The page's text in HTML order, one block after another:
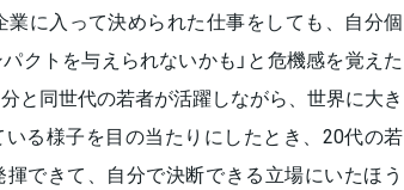
業に入って決められた仕事をしても、自分個
クトを与えられないかも」と危機感を覚えた
と同世代の若者が活躍しながら、世界に大き
る様子を目の当たりにしたとき、20代の若
できて、自分で決断できる立場にいたほう